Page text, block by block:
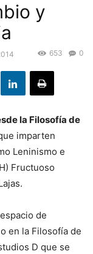
y
0
653
la Filosofía de
imparten
Leninismo e
Fructuoso
de
en la Filosofía de
D que se